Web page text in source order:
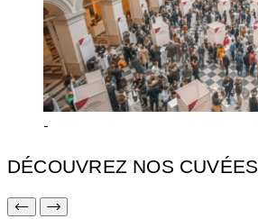
-
DÉCOUVREZ NOS CUVÉES